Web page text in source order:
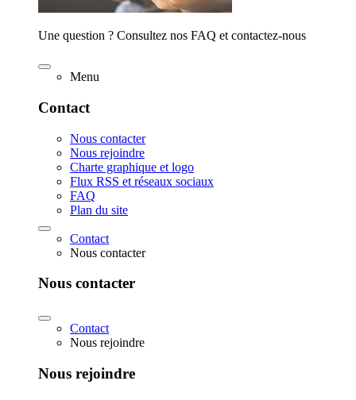
Une question ? Consultez nos FAQ et contactez-nous
Menu
Contact
Nous contacter
Nous rejoindre
Charte graphique et logo
Flux RSS et réseaux sociaux
FAQ
Plan du site
Contact
Nous contacter
Nous contacter
Contact
Nous rejoindre
Nous rejoindre